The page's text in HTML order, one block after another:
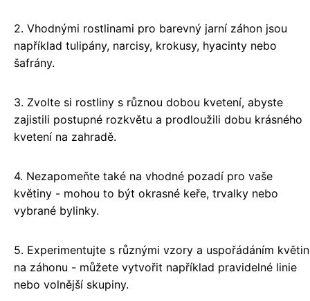
2. Vhodnými rostlinami pro barevný jarní záhon jsou
například tulipány, narcisy, krokusy, hyacinty nebo
šafrány.
3. Zvolte si rostliny s různou dobou kvetení, abyste
zajistili postupné rozkvětu a prodloužili dobu krásného
kvetení na zahradě.
4. Nezapomeňte také na vhodné pozadí pro vaše
květiny - mohou to být okrasné keře, trvalky nebo
vybrané bylinky.
5. Experimentujte s různými vzory a uspořádáním květin
na záhonu - můžete vytvořit například pravidelné linie
nebo volnější skupiny.